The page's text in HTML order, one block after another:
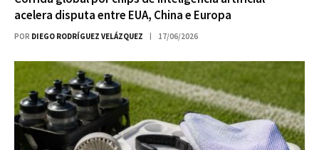
acelera disputa entre EUA, China e Europa
POR DIEGO RODRÍGUEZ VELÁZQUEZ 17/06/2026